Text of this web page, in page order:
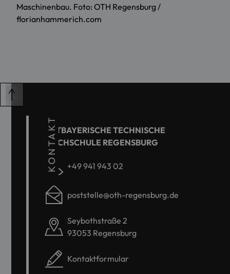
Maschinenbau. Foto: OTH Regensburg /
florianhammerich.com
KONTAKT
OSTBAYERISCHE TECHNISCHE
HOCHSCHULE REGENSBURG
+49 941 943 02
poststelle@oth-regensburg.de
Seybothstraße 2
93053 Regensburg
Kontaktformular